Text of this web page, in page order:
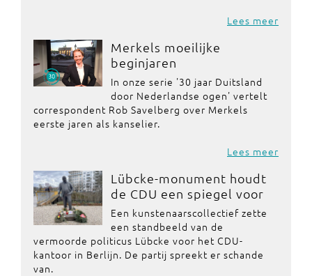
Lees meer
Merkels moeilijke
beginjaren
In onze serie '30 jaar Duitsland
door Nederlandse ogen' vertelt
correspondent Rob Savelberg over Merkels
eerste jaren als kanselier.
Lees meer
Lübcke-monument houdt
de CDU een spiegel voor
Een kunstenaarscollectief zette
een standbeeld van de
vermoorde politicus Lübcke voor het CDU-
kantoor in Berlijn. De partij spreekt er schande
van.